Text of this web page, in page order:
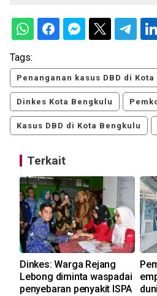
Tags:
Penanganan kasus DBD di
Dinkes Kota Bengkulu
Kasus DBD di Kota Bengkulu
Terkait
Dinkes: Warga Rejang
Lebong diminta waspadai
penyebaran penyakit ISPA